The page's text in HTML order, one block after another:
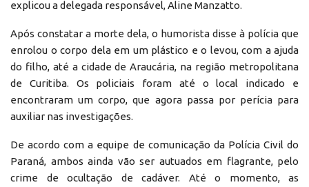
explicou a delegada responsável, Aline Manzatto.
Após constatar a morte dela, o humorista disse à polícia que
enrolou o corpo dela em um plástico e o levou, com a ajuda
do filho, até a cidade de Araucária, na região metropolitana
de Curitiba. Os policiais foram até o local indicado e
encontraram um corpo, que agora passa por perícia para
auxiliar nas investigações.
De acordo com a equipe de comunicação da Polícia Civil do
Paraná, ambos ainda vão ser autuados em flagrante, pelo
crime de ocultação de cadáver. Até o momento, as